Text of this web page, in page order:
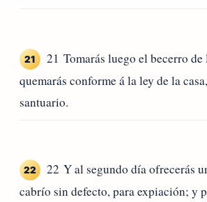
21
21 Tomarás luego el becerro
quemarás conforme á la ley de la
santuario.
22
22 Y al segundo día ofrecerás
cabrío sin defecto, para expiación; y